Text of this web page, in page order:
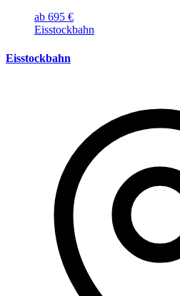
ab 695 €
Eisstockbahn
Eisstockbahn